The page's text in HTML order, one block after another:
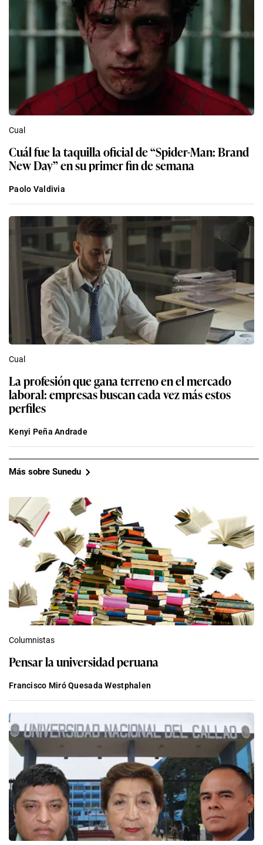
Cual
Cuál fue la taquilla oficial de “Spider-Man: Brand
New Day” en su primer fin de semana
Paolo Valdivia
Cual
La profesión que gana terreno en el mercado
laboral: empresas buscan cada vez más estos
perfiles
Kenyi Peña Andrade
Más sobre Sunedu
Columnistas
Pensar la universidad peruana
Francisco Miró Quesada Westphalen